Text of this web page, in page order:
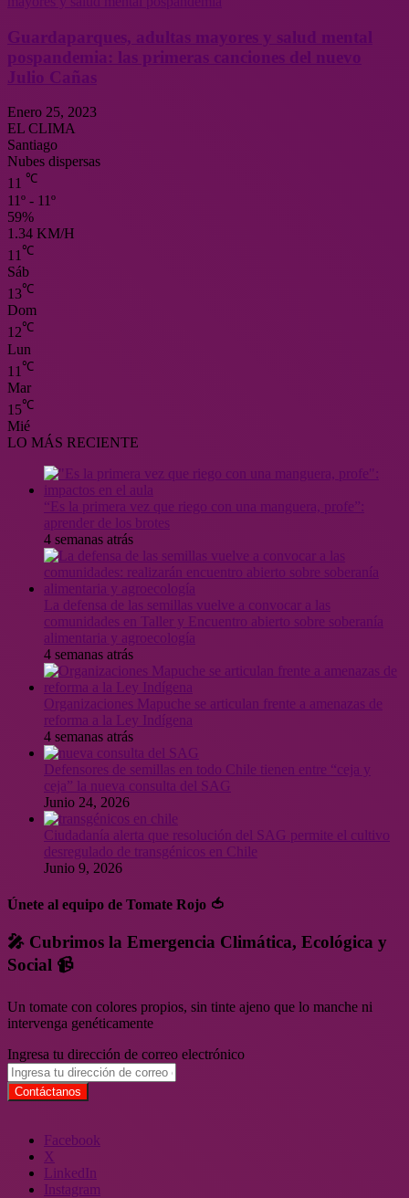
Guardaparques, adultas mayores y salud mental
pospandemia: las primeras canciones del nuevo
Julio Cañas
Enero 25, 2023
EL CLIMA
Santiago
Nubes dispersas
11 ℃
11º - 11º
59%
1.34 KM/H
11 ℃
Sáb
13℃
Dom
12℃
Lun
11 ℃
Mar
15℃
Mié
LO MÁS RECIENTE
“Es la primera vez que riego con una manguera, profe”:
aprender de los brotes
4 semanas atrás
La defensa de las semillas vuelve a convocar a las
comunidades en Taller y Encuentro abierto sobre soberanía
alimentaria y agroecología
4 semanas atrás
Organizaciones Mapuche se articulan frente a amenazas de
reforma a la Ley Indígena
4 semanas atrás
Defensores de semillas en todo Chile tienen entre “ceja y
ceja” la nueva consulta del SAG
Junio 24, 2026
Ciudadanía alerta que resolución del SAG permite el cultivo
desregulado de transgénicos en Chile
Junio 9, 2026
Únete al equipo de Tomate Rojo 🍅
🎤 Cubrimos la Emergencia Climática, Ecológica y
Social 📹
Un tomate con colores propios, sin tinte ajeno que lo manche ni
intervenga genéticamente
Ingresa tu dirección de correo electrónico
Facebook
X
LinkedIn
Instagram